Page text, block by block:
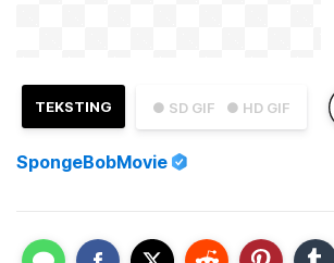
● SD GIF ● HD GIF
TEKSTING
SpongeBobMovie